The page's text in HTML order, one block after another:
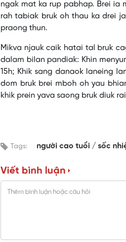
ngak mat ka rup pabhap. Brei ia
rah tabiak bruk oh thau ka drei
praong thun.
Mikva njauk caik hatai tal bruk
dalam bilan pandiak: Khin
15h; Khik sang danaok laneing
dom bruk brei mboh oh yau
khik prein yava saong bruk diuk
Tags: người cao tuổi sốc
Viết bình luận